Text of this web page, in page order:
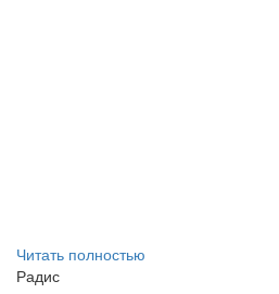
Читать полностью
Радис